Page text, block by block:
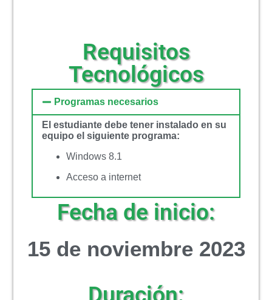
Requisitos
Tecnológicos
Programas necesarios
El estudiante debe tener instalado en su
equipo el siguiente programa:
Windows 8.1
Acceso a internet
Fecha de inicio:
15 de noviembre 2023